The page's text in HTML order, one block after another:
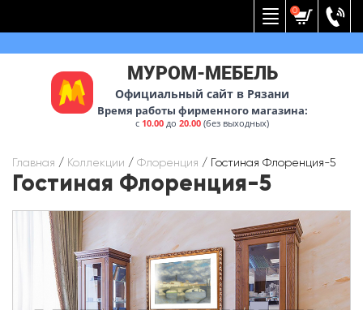
0
МУРОМ-МЕБЕЛЬ
Официальный сайт в Рязани
Время работы фирменного магазина:
с 10.00 до20.00 (без выходных)
Главная / Коллекции / Флоренция / Гостиная Флоренция-5
Гостиная Флоренция-5